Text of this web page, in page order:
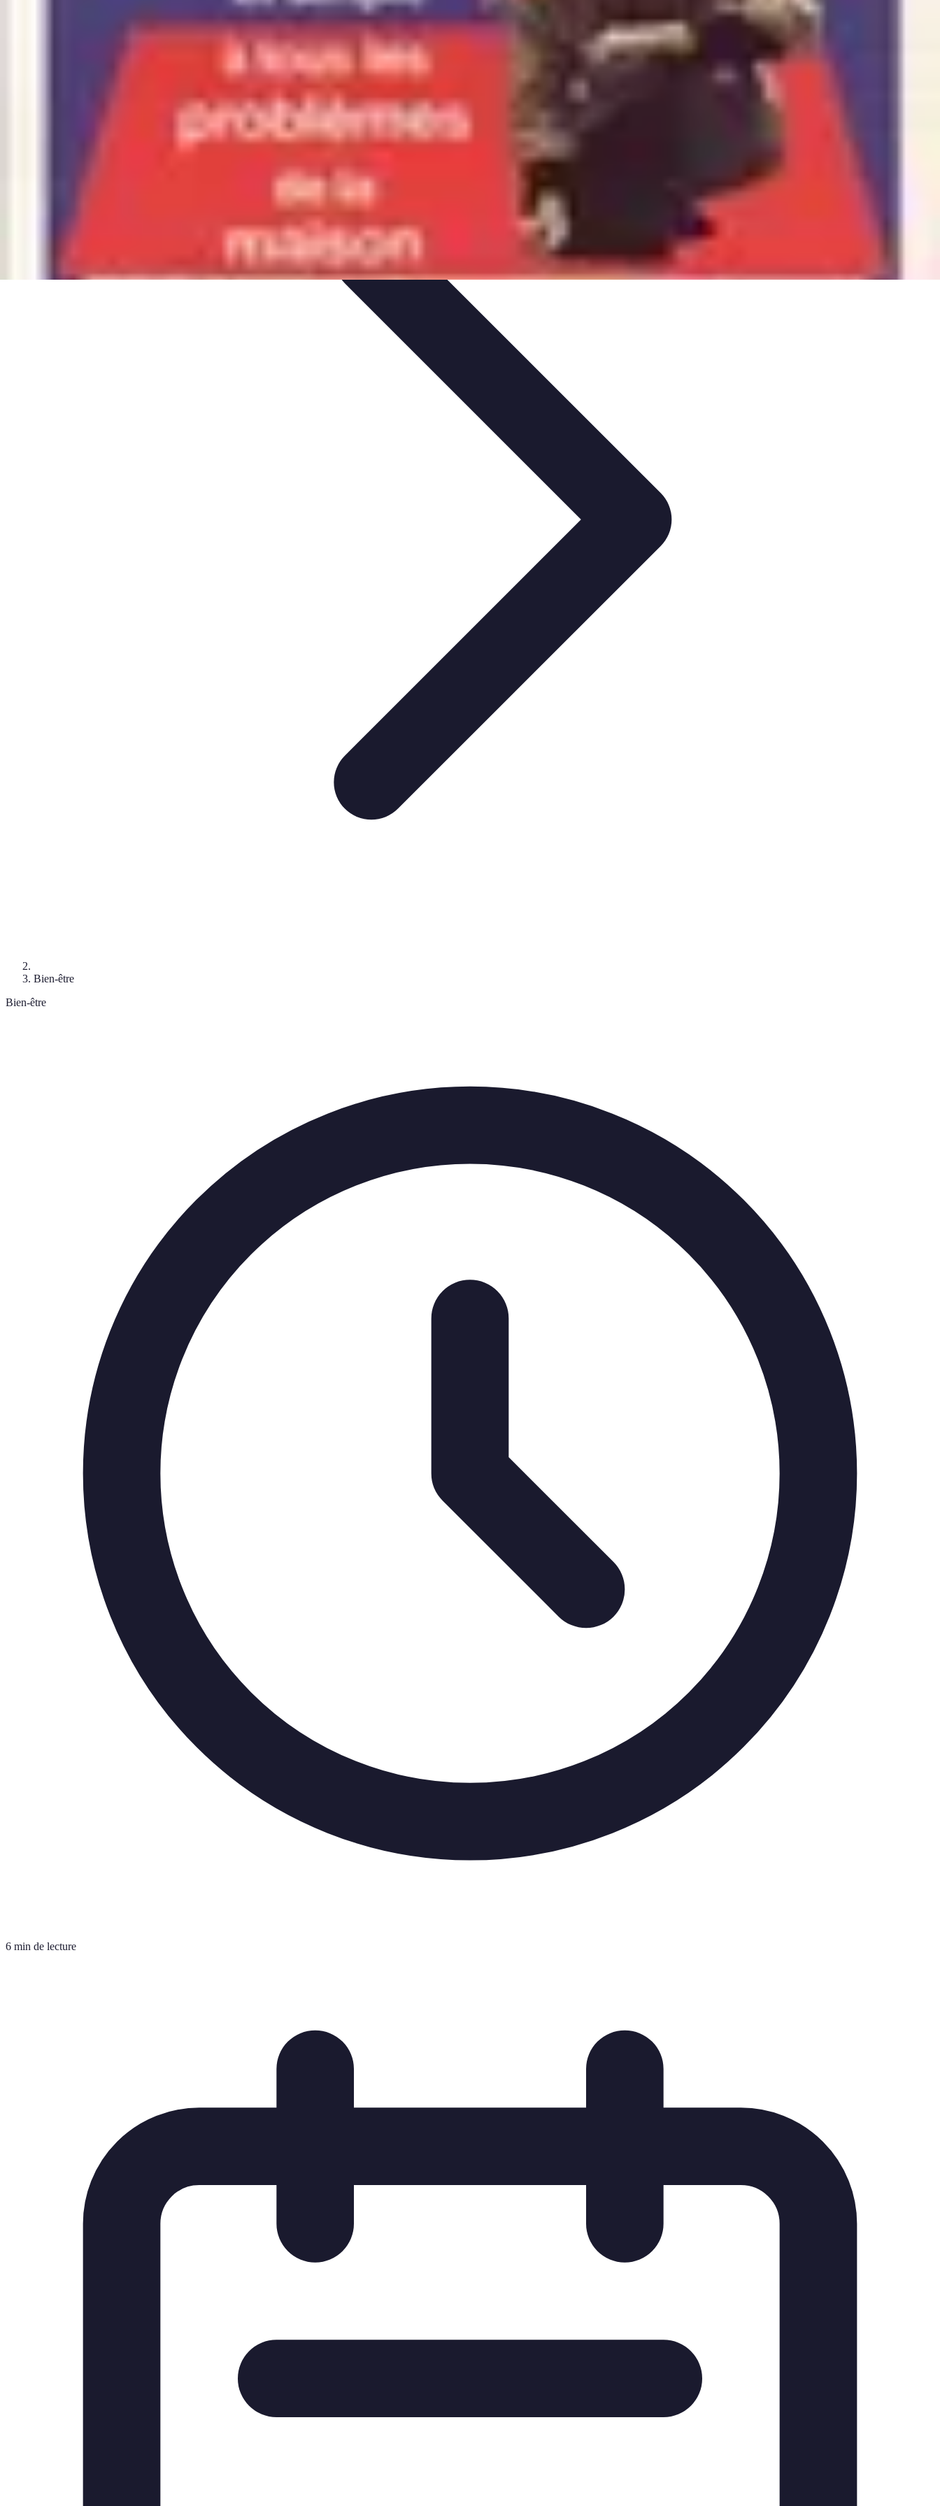
Astuces PratiquesMéditation et RelaxationRoutines et HabitudesTechniques de Relaxation
Bien-être
Bien-être
6 min de lecture